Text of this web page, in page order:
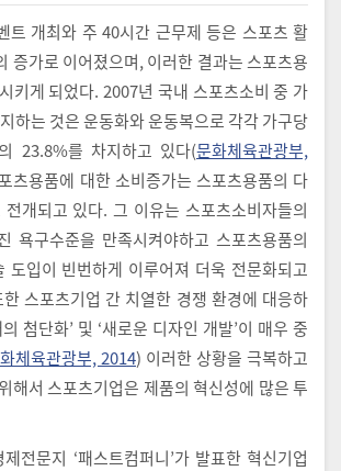
트 개최와 주 40시간 근무제 등은 스포츠 활
증가로 이어졌으며, 이러한 결과는 스포츠용
키게 되었다. 2007년 국내 스포츠소비 중 가
하는 것은 운동화와 운동복으로 각각 가구당
23.8%를 차지하고 있다(문화체육관광부,
츠용품에 대한 소비증가는 스포츠용품의 다
개되고 있다. 그 이유는 스포츠소비자들의
욕구수준을 만족시켜야하고 스포츠용품의
도입이 빈번하게 이루어져 더욱 전문화되고
스포츠기업 간 치열한 경쟁 환경에 대응하
첨단화’ 및 ‘새로운 디자인 개발’이 매우 중
체육관광부, 2014) 이러한 상황을 극복하고
해서 스포츠기업은 제품의 혁신성에 많은 투
전문지 ‘패스트컴퍼니’가 발표한 혁신기업